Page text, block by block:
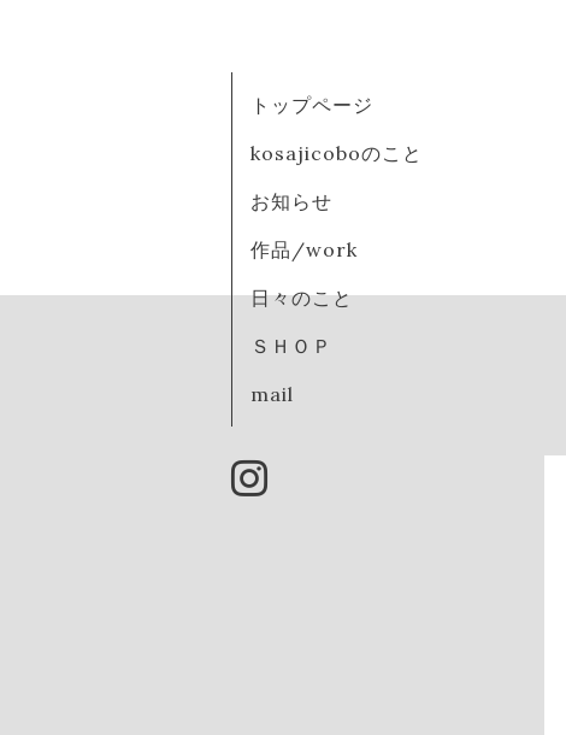
トップページ
kosajicoboのこと
お知らせ
作品/work
日々のこと
ＳＨＯＰ
mail